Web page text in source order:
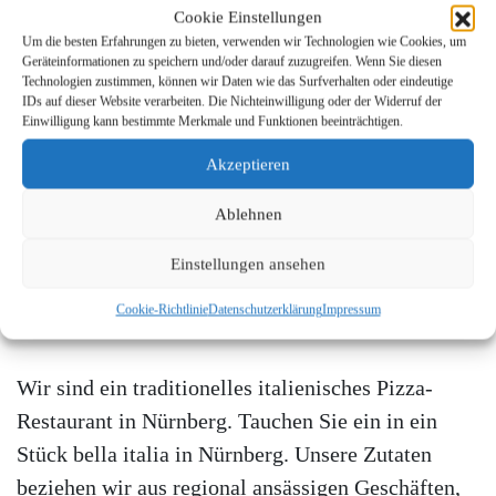
Cookie Einstellungen
Um die besten Erfahrungen zu bieten, verwenden wir Technologien wie Cookies, um
Geräteinformationen zu speichern und/oder darauf zuzugreifen. Wenn Sie diesen
Technologien zustimmen, können wir Daten wie das Surfverhalten oder eindeutige
IDs auf dieser Website verarbeiten. Die Nichteinwilligung oder der Widerruf der
Einwilligung kann bestimmte Merkmale und Funktionen beeinträchtigen.
Akzeptieren
Ablehnen
Einstellungen ansehen
Cookie-RichtlinieDatenschutzerklärungImpressum
Öffnungszeiten:
Montag – Sonntag
11:00 – 14:00
&
17:00 – 22:00
Wir sind ein traditionelles italienisches Pizza-
Restaurant in Nürnberg. Tauchen Sie ein in ein
Stück bella italia in Nürnberg. Unsere Zutaten
beziehen wir aus regional ansässigen Geschäften,